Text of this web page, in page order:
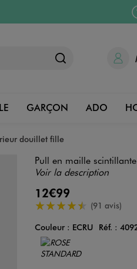
GARÇON ADO
douillet fille
Pull en maille
Voir la description
12€99
4.5/5 de moyenne
(91 avis)
Couleur
Couleur : ECRU Réf. :
Choisissez votre Couleur